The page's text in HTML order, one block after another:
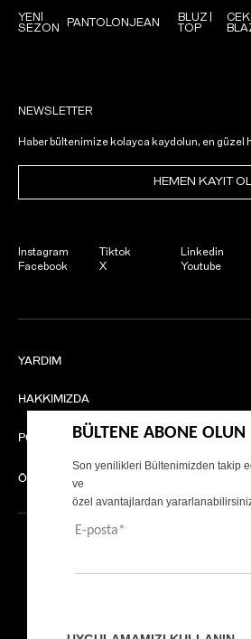
YENİ
SEZON
PANTOLONJEAN
BLUZ |
TOP
NEWSLETTER
Haber bültenimize kolayca kaydolun, en güzel
HEMEN KAYIT OL
Instagram Tiktok Linkedin
Facebook
X Youtube
YARDIM
HAKKIMIZDA
POPÜLER KATEGORİLER
ÖDEME YÖNTEMLERİ